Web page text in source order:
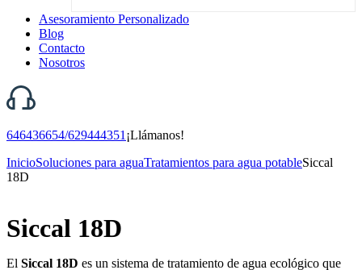
Asesoramiento Personalizado
Blog
Contacto
Nosotros
646436654/629444351 ¡Llámanos!
InicioSoluciones para aguaTratamientos para agua potableSiccal
18D
Siccal 18D
El Siccal 18D es un sistema de tratamiento de agua ecológico que